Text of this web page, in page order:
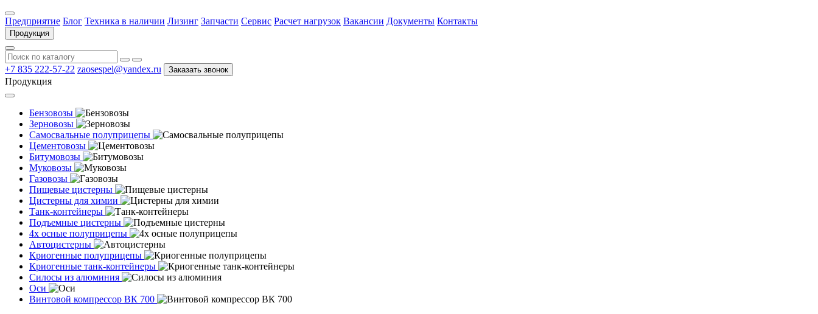
Предприятие Блог Техника в наличии Лизинг Запчасти Сервис Расчет нагрузок Вакансии Документы Контакты
Продукция
+7 835 222-57-22 zaosespel@yandex.ru Заказать звонок
Продукция
Бензовозы
Зерновозы
Самосвальные полуприцепы
Цементовозы
Битумовозы
Муковозы
Газовозы
Пищевые цистерны
Цистерны для химии
Танк-контейнеры
Подъемные цистерны
4х осные полуприцепы
Автоцистерны
Криогенные полуприцепы
Криогенные танк-контейнеры
Силосы из алюминия
Оси
Винтовой компрессор ВК 700